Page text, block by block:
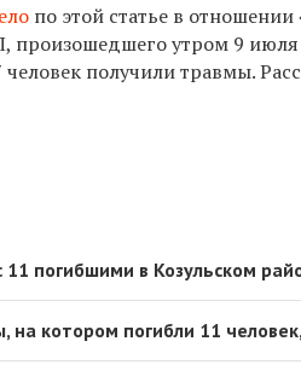
по этой статье в
произошедшего утром 9
получили травмы.
погибшими в Козульском
на котором погибли 11